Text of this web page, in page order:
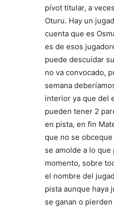
pívot titular, a
Oturu. Hay un
cuenta que es
es de esos
puede descuidar
no va convocado,
semana
interior ya que del
pueden tener 2
en pista, en fin
que no se
se amolde a lo
momento, sobre
el nombre del
pista aunque haya
se ganan o